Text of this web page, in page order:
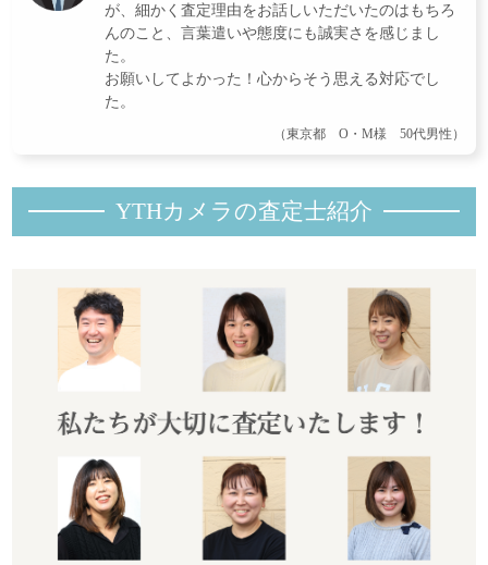
が、細かく査定理由をお話しいただいたのはもちろ
んのこと、言葉遣いや態度にも誠実さを感じまし
た。
お願いしてよかった！心からそう思える対応でし
た。
（東京都 O・M様 50代男性）
YTHカメラの査定士紹介